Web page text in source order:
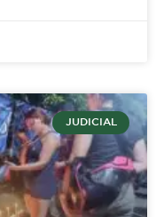
JUDICIAL